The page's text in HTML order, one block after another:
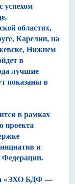
успехом
областях,
Карелии, на
Нижнем
в
лучшие
показаны в
в рамках
проекта
и
Федерации.
«ЭХО БДФ —